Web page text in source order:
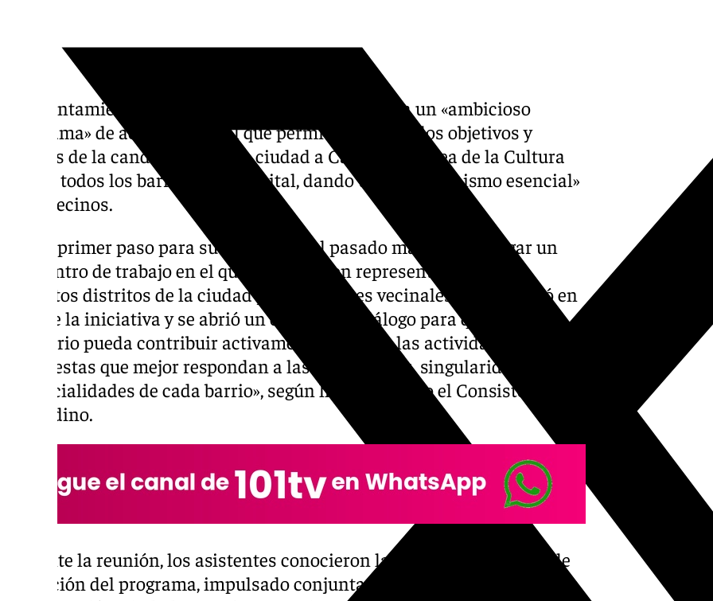
El Ayuntamiento de Granada ha puesto en marcha un «ambicioso
programa» de acción cultural que permitirá acercar los objetivos y
valores de la candidatura de la ciudad a Capital Europea de la Cultura
2031 a todos los barrios de la capital, dando un «protagonismo esencial»
a los vecinos.
Como primer paso para su desarrollo, el pasado martes tuvo lugar un
encuentro de trabajo en el que participaron representantes de los
distintos distritos de la ciudad y asociaciones vecinales. Se presentó en
detalle la iniciativa y se abrió un espacio de diálogo para que «cada
territorio pueda contribuir activamente a definir las actividades y
propuestas que mejor respondan a las necesidades, singularidades y
potencialidades de cada barrio», según ha concretado el Consistorio
granadino.
Durante la reunión, los asistentes conocieron las principales líneas de
actuación del programa, impulsado conjuntamente por la Concejalía de